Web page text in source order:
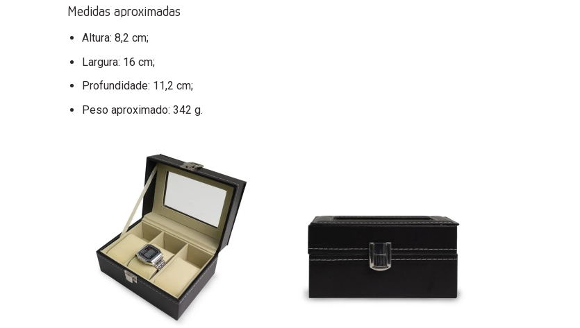
Medidas aproximadas
Altura: 8,2 cm;
Largura: 16 cm;
Profundidade: 11,2 cm;
Peso aproximado: 342 g.